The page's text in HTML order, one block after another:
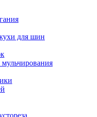
для шин